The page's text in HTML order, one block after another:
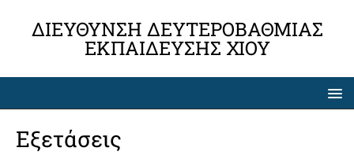
ΔΙΕΎΘΥΝΣΗ ΔΕΥΤΕΡΟΒΆΘΜΙΑΣ
ΕΚΠΑΊΔΕΥΣΗΣ ΧΊΟΥ
Εξετάσεις